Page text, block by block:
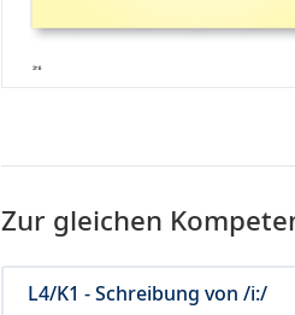
Zur gleichen
L4/K1 - Schreibung von /i:/